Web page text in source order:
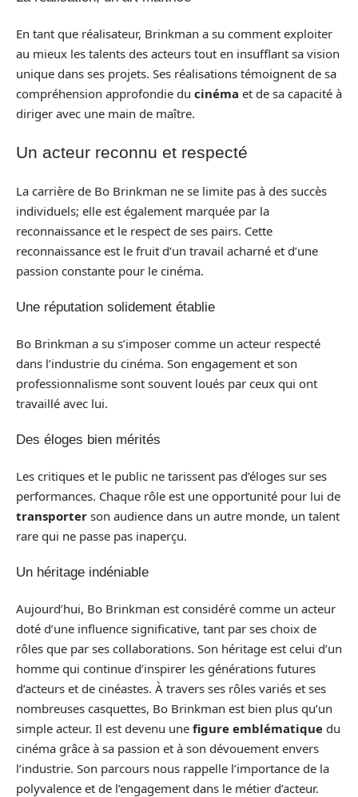
En tant que réalisateur, Brinkman a su comment exploiter
au mieux les talents des acteurs tout en insufflant sa vision
unique dans ses projets. Ses réalisations témoignent de sa
compréhension approfondie du cinéma et de sa capacité à
diriger avec une main de maître.
Un acteur reconnu et respecté
La carrière de Bo Brinkman ne se limite pas à des succès
individuels; elle est également marquée par la
reconnaissance et le respect de ses pairs. Cette
reconnaissance est le fruit d’un travail acharné et d’une
passion constante pour le cinéma.
Une réputation solidement établie
Bo Brinkman a su s’imposer comme un acteur respecté
dans l’industrie du cinéma. Son engagement et son
professionnalisme sont souvent loués par ceux qui ont
travaillé avec lui.
Des éloges bien mérités
Les critiques et le public ne tarissent pas d’éloges sur ses
performances. Chaque rôle est une opportunité pour lui de
transporter son audience dans un autre monde, un talent
rare qui ne passe pas inaperçu.
Un héritage indéniable
Aujourd’hui, Bo Brinkman est considéré comme un acteur
doté d’une influence significative, tant par ses choix de
rôles que par ses collaborations. Son héritage est celui d’un
homme qui continue d’inspirer les générations futures
d’acteurs et de cinéastes. À travers ses rôles variés et ses
nombreuses casquettes, Bo Brinkman est bien plus qu’un
simple acteur. Il est devenu une figure emblématique du
cinéma grâce à sa passion et à son dévouement envers
l’industrie. Son parcours nous rappelle l’importance de la
polyvalence et de l’engagement dans le métier d’acteur.